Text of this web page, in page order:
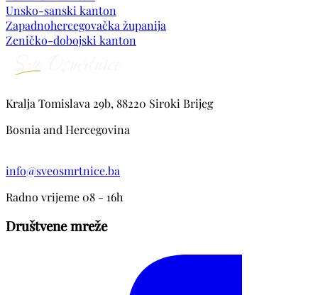
Unsko-sanski kanton
Zapadnohercegovačka županija
Zeničko-dobojski kanton
Kralja Tomislava 29b, 88220 Siroki Brijeg
Bosnia and Hercegovina
info@sveosmrtnice.ba
Radno vrijeme 08 - 16h
Društvene mreže